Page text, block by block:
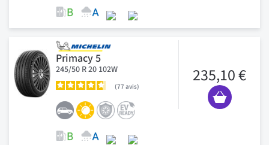
Primacy 5
245/50 R 20 102W
77 avis
235,10 €